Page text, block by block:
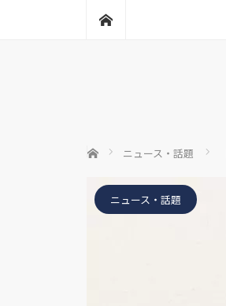
ホーム ニュース・話題
ニュース・話題